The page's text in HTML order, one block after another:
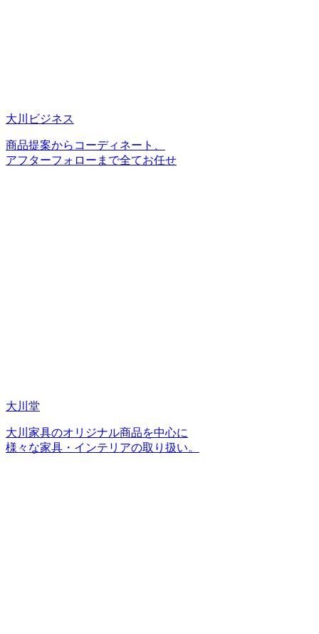
大川ビジネス
商品提案からコーディネート、
アフターフォローまで全てお任せ
大川堂
大川家具のオリジナル商品を中心に
様々な家具・インテリアの取り扱い。